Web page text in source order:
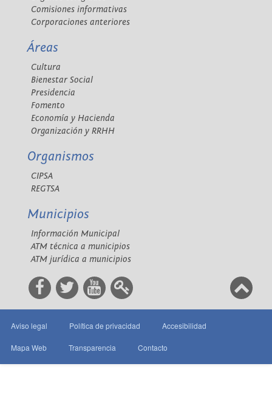
Comisiones informativas
Corporaciones anteriores
Áreas
Cultura
Bienestar Social
Presidencia
Fomento
Economía y Hacienda
Organización y RRHH
Organismos
CIPSA
REGTSA
Municipios
Información Municipal
ATM técnica a municipios
ATM jurídica a municipios
Aviso legal Política de privacidad Accesibilidad
Mapa Web Transparencia Contacto